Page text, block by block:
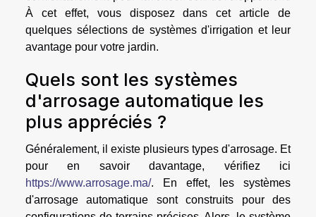
À cet effet, vous disposez dans cet article de
quelques sélections de systèmes d'irrigation et leur
avantage pour votre jardin.
Quels sont les systèmes
d'arrosage automatique les
plus appréciés ?
Généralement, il existe plusieurs types d'arrosage. Et
pour en savoir davantage, vérifiez ici
https://www.arrosage.ma/. En effet, les systèmes
d'arrosage automatique sont construits pour des